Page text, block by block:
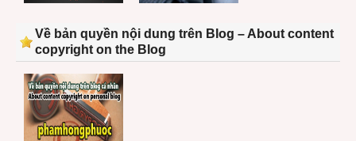
Về bản quyền nội dung trên Blog – About content
copyright on the Blog